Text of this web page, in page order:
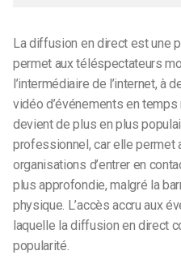
La diffusion en direct est une
permet aux téléspectateurs
l’intermédiaire de l’internet, à
vidéo d’événements en
devient de plus en plus
professionnel, car elle permet
organisations d’entrer en
plus approfondie, malgré la
physique. L’accès accru aux
laquelle la diffusion en direct
popularité.